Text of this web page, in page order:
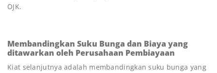
OJK.
Membandingkan Suku Bunga dan Biaya yang
ditawarkan oleh Perusahaan Pembiayaan
Kiat selanjutnya adalah membandingkan suku bunga yang